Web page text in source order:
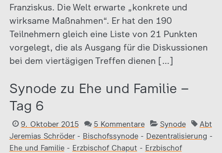
Franziskus. Die Welt erwarte „konkrete und
wirksame Maßnahmen“. Er hat den 190
Teilnehmern gleich eine Liste von 21 Punkten
vorgelegt, die als Ausgang für die Diskussionen
bei dem viertägigen Treffen dienen […]
Synode zu Ehe und Familie –
Tag 6
9. Oktober 2015 5 Kommentare Synode
Abt
Jeremias Schröder- Bischofssynode- Dezentralisierung -
Ehe und Familie- Erzbischof Chaput - Erzbischof